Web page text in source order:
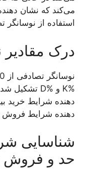
می‌کند که نشان
استفاده از
درک مقادیر
دهنده شرایط
شناسایی
حد و فروش